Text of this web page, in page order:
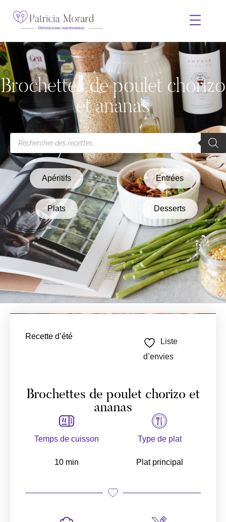
Brochettes de poulet chorizo
et ananas
Apéritifs Entrées
Plats Desserts
Recette d’été
Liste
d’envies
Brochettes de poulet chorizo et
ananas
Temps de cuisson
10 min
Type de plat
Plat principal